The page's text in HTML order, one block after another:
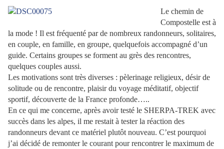
Le chemin de
Compostelle est à
la mode ! Il est fréquenté par de nombreux randonneurs, solitaires,
en couple, en famille, en groupe, quelquefois accompagné d’un
guide. Certains groupes se forment au grès des rencontres,
quelques couples aussi.
Les motivations sont très diverses : pèlerinage religieux, désir de
solitude ou de rencontre, plaisir du voyage méditatif, objectif
sportif, découverte de la France profonde…..
En ce qui me concerne, après avoir testé le SHERPA-TREK avec
succès dans les alpes, il me restait à tester la réaction des
randonneurs devant ce matériel plutôt nouveau. C’est pourquoi
j’ai décidé de remonter le courant pour rencontrer le maximum de